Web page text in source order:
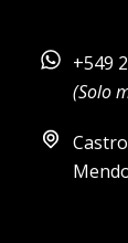
+549
(Solo